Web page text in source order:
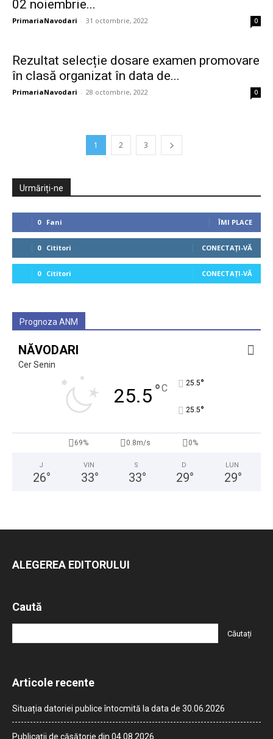
02 noiembrie...
PrimariaNavodari - 31 octombrie, 2022 0
Rezultat selecție dosare examen promovare
în clasă organizat în data de...
PrimariaNavodari - 28 octombrie, 2022 0
1 2 3
Urmăriți-ne
0 Fani ÎMI PLACE
0 Cititori CONECTAȚI-VĂ
0 Cititori CONECTAȚI-VĂ
Prognoza ANM
NĂVODARI
Cer Senin
25.5°C 25.5°
25.5°
69% 0.8m/s 0%
J
26°
VIN
33°
S
33°
D
29°
LUN
29°
ALEGEREA EDITORULUI
Caută
Articole recente
Situația datoriei publice întocmită la data de 30.06.2026
Publicații de căsătorie din 04.08.2026